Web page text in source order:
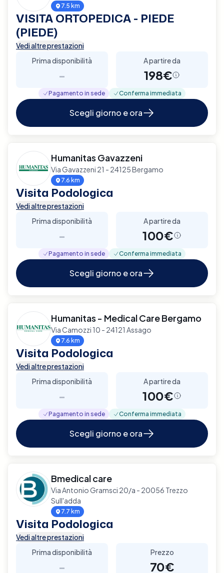
7.5 km
VISITA ORTOPEDICA - PIEDE
(PIEDE)
Vedi altre prestazioni
Prima disponibilità
-
A partire da
198€
Pagamento in sede Conferma immediata
Scegli giorno e ora
Humanitas Gavazzeni
Via Gavazzeni 21 - 24125 Bergamo
7.6 km
Visita Podologica
Vedi altre prestazioni
Prima disponibilità
-
A partire da
100€
Pagamento in sede Conferma immediata
Scegli giorno e ora
Humanitas - Medical Care Bergamo
Via Camozzi 10 - 24121 Assago
7.6 km
Visita Podologica
Vedi altre prestazioni
Prima disponibilità
-
A partire da
100€
Pagamento in sede Conferma immediata
Scegli giorno e ora
Bmedical care
Via Antonio Gramsci 20/a - 20056 Trezzo
Sull'adda
7.7 km
Visita Podologica
Vedi altre prestazioni
Prima disponibilità
-
Prezzo
70€